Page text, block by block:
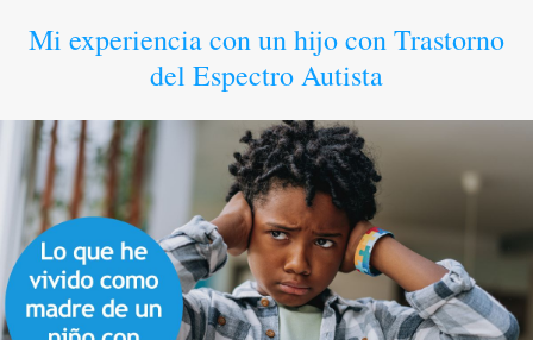
Mi experiencia con un hijo con Trastorno
del Espectro Autista